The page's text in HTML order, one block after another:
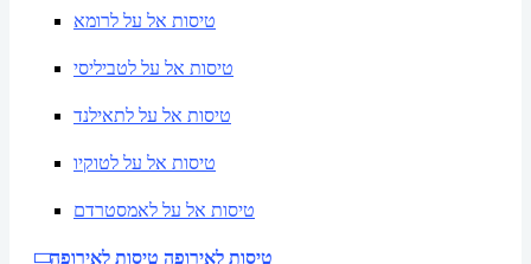
טיסות אל על לרומא
טיסות אל על לטביליסי
טיסות אל על לתאילנד
טיסות אל על לטוקיו
טיסות אל על לאמסטרדם
טיסות לאירופה טיסות לאירופה